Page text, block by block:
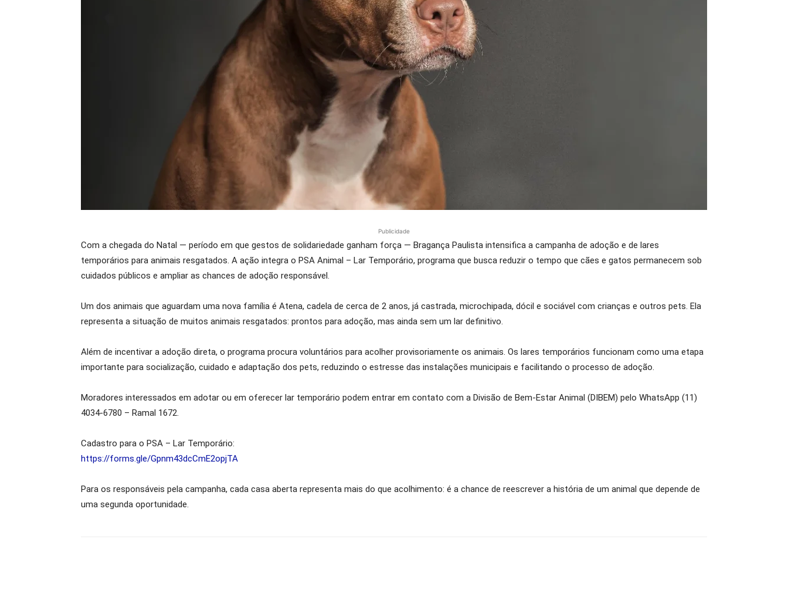
Publicidade
Com a chegada do Natal — período em que gestos de solidariedade ganham força — Bragança Paulista intensifica a campanha de adoção e de lares
temporários para animais resgatados. A ação integra o PSA Animal – Lar Temporário, programa que busca reduzir o tempo que cães e gatos permanecem sob
cuidados públicos e ampliar as chances de adoção responsável.
Um dos animais que aguardam uma nova família é Atena, cadela de cerca de 2 anos, já castrada, microchipada, dócil e sociável com crianças e outros pets. Ela
representa a situação de muitos animais resgatados: prontos para adoção, mas ainda sem um lar definitivo.
Além de incentivar a adoção direta, o programa procura voluntários para acolher provisoriamente os animais. Os lares temporários funcionam como uma etapa
importante para socialização, cuidado e adaptação dos pets, reduzindo o estresse das instalações municipais e facilitando o processo de adoção.
Moradores interessados em adotar ou em oferecer lar temporário podem entrar em contato com a Divisão de Bem-Estar Animal (DIBEM) pelo WhatsApp (11)
4034-6780 – Ramal 1672.
Cadastro para o PSA – Lar Temporário:
https://forms.gle/Gpnm43dcCmE2opjTA
Para os responsáveis pela campanha, cada casa aberta representa mais do que acolhimento: é a chance de reescrever a história de um animal que depende de
uma segunda oportunidade.